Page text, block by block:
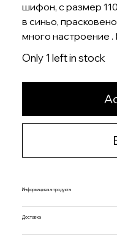
шифон, с размер
в синьо,
много настроение .
Only 1 left in stock
Информация за продукта
Доставка